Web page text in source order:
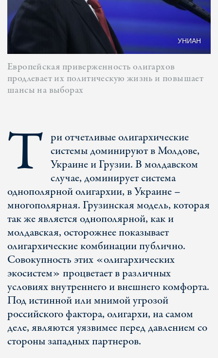
УНИАН
Европейская приверженность олигархов
продлевает их политическую жизнь и повышает
шансы на выборах
Т ри отчетливые олигархические
системы доминируют в Молдове,
Украине и Грузии. В молдавском
случае, доминирует система
однополярной олигархии, в Украине –
многополярная. Грузинская модель, которая
так же является однополярной, как и
молдавская, осторожнее показывает
олигархические комбинации публично.
Совокупность этих «олигархических
экосистем» процветает в различных
условиях внутреннего и внешнего комфорта.
Под истинной или мнимой угрозой
российского фактора, олигархи, на самом
деле, являются уязвимее перед давлением со
стороны западных партнеров.